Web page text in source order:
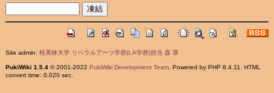
Site admin: 桜美林大学 リベラルアーツ学群(LA学群)担当 森 厚
PukiWiki 1.5.4© 2001-2022 PukiWiki Development Team. Powered by PHP 8.4.11. HTML
convert time: 0.020 sec.